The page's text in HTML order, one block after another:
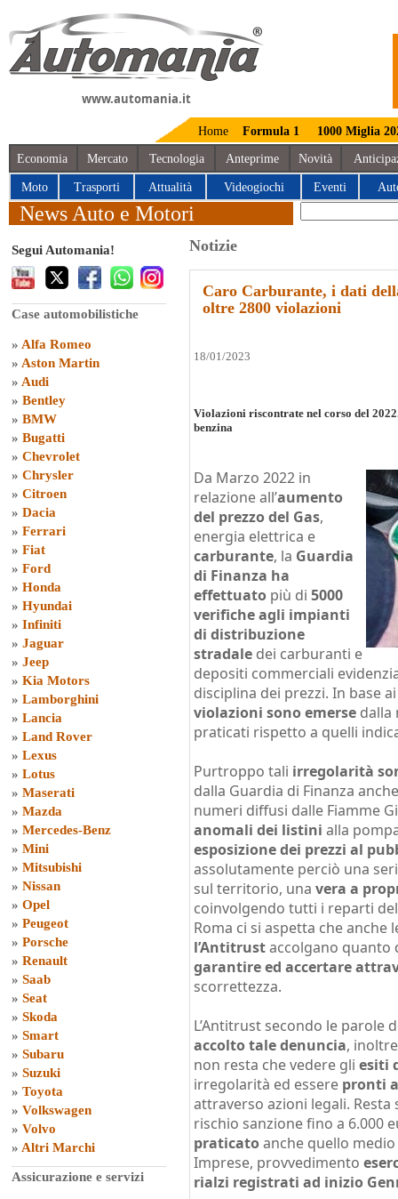
www.automania.it
Home Formula 1 1000 Miglia
Economia Mercato Tecnologia Anteprime Novità
Moto Trasporti Attualità Videogiochi Eventi
News Auto e Motori
Segui Automania!
Case automobilistiche
» Alfa Romeo
» Aston Martin
» Audi
» Bentley
» BMW
» Bugatti
» Chevrolet
» Chrysler
» Citroen
» Dacia
» Ferrari
» Fiat
» Ford
» Honda
» Hyundai
» Infiniti
» Jaguar
» Jeep
» Kia Motors
» Lamborghini
» Lancia
» Land Rover
» Lexus
» Lotus
» Maserati
» Mazda
» Mercedes-Benz
» Mini
» Mitsubishi
» Nissan
» Opel
» Peugeot
» Porsche
» Renault
» Saab
» Seat
» Skoda
» Smart
» Subaru
» Suzuki
» Toyota
» Volkswagen
» Volvo
» Altri Marchi
Assicurazione e servizi
Notizie
Caro Carburante, i dati
oltre 2800 violazioni
18/01/2023
Violazioni riscontrate nel corso del
benzina
Da Marzo 2022 in
relazione all’aumento
del prezzo del Gas,
energia elettrica e
carburante, la Guardia
di Finanza ha
effettuato più di 5000
verifiche agli impianti
di distribuzione
stradale dei carburanti e
depositi commerciali
disciplina dei prezzi. In base
violazioni sono emerse dalla
praticati rispetto a quelli
Purtroppo tali irregolarità
dalla Guardia di Finanza
numeri diffusi dalle Fiamme
anomali dei listini alla
esposizione dei prezzi al
assolutamente perciò una
sul territorio, una vera a
coinvolgendo tutti i reparti
Roma ci si aspetta che anche
l’Antitrustaccolgano quanto
garantire ed accertare
scorrettezza.
L’Antitrust secondo le parole
accolto tale denuncia,
non resta che vedere gli esiti
irregolarità ed essere pronti
attraverso azioni legali. Resta
rischio sanzione fino a 6.000
praticatoanche quello
Imprese, provvedimento
rialzi registrati ad inizio